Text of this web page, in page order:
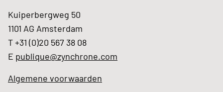
Kuiperbergweg 50
1101 AG Amsterdam
T +31 (0)20 567 38 08
E publique@zynchrone.com
Algemene voorwaarden